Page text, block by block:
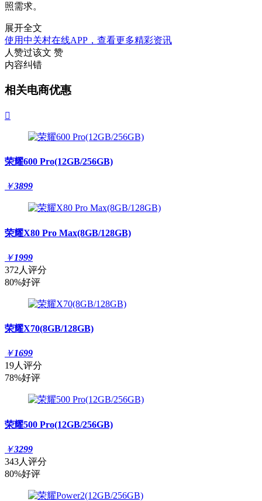
照需求。
展开全文
使用中关村在线APP，查看更多精彩资讯
人赞过该文 赞
内容纠错
相关电商优惠

荣耀600 Pro(12GB/256GB)
￥3899
荣耀X80 Pro Max(8GB/128GB)
￥1999
372人评分
80%好评
荣耀X70(8GB/128GB)
￥1699
19人评分
78%好评
荣耀500 Pro(12GB/256GB)
￥3299
343人评分
80%好评